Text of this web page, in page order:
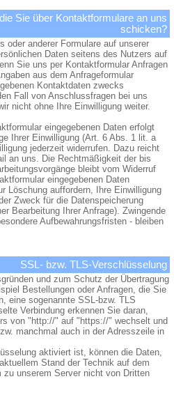
Sie über Kontaktformulare an uns
schicken?
oder anderer Formulare auf unserer
Daten seitens des Nutzers auf
Sie uns per Kontaktformular Anfragen
aus dem Anfrageformular
Kontaktdaten zwecks
Fall von Anschlussfragen bei uns
nicht ohne Ihre Einwilligung weiter.
eingegebenen Daten erfolgt
Ihrer Einwilligung (Art. 6 Abs. 1 lit. a
jederzeit widerrufen. Dazu reicht
an uns. Die Rechtmäßigkeit der bis
bleibt vom Widerruf
eingegebenen Daten
Löschung auffordern, Ihre Einwilligung
Zweck für die Datenspeicherung
Bearbeitung Ihrer Anfrage). Zwingende
Aufbewahrungsfristen - bleiben
SSL- bzw. TLS-Verschlüsselung
und zum Schutz der Übertragung
Bestellungen oder Anfragen, die Sie
eine sogenannte SSL-bzw. TLS
Verbindung erkennen Sie daran,
von "http://" auf "https://" wechselt und
manchmal auch in der Adresszeile in
aktiviert ist, können die Daten,
Stand der Technik auf dem
zu unserem Server nicht von Dritten